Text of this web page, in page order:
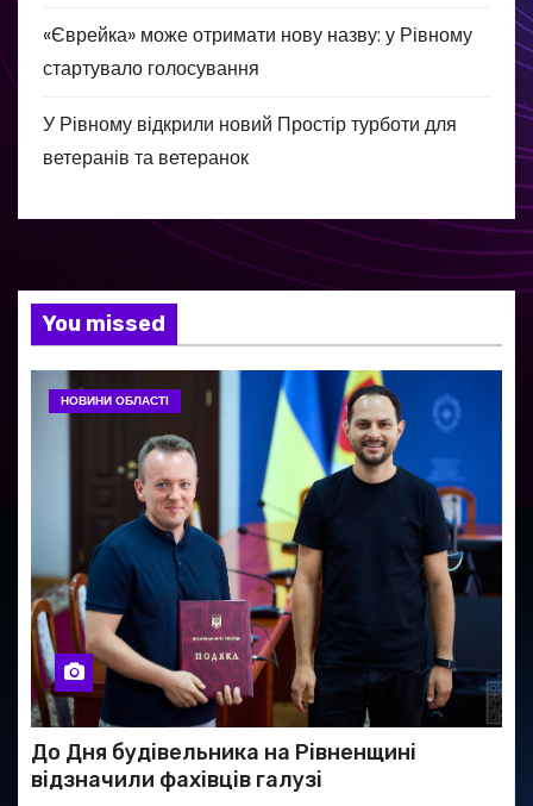
«Єврейка» може отримати нову назву: у Рівному
стартувало голосування
У Рівному відкрили новий Простір турботи для
ветеранів та ветеранок
You missed
НОВИНИ ОБЛАСТІ
До Дня будівельника на Рівненщині
відзначили фахівців галузі